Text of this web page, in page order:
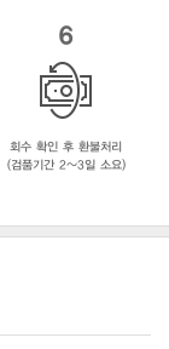
6
회수 확인 후 환불처리
(검품기간 2~3일 소요)